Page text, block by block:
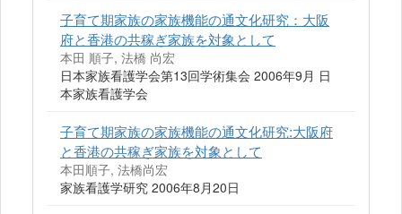
子育て期家族の家族機能の通文化研究：大阪
府と香港の共稼ぎ家族を対象として
本田 順子, 法橋 尚宏
日本家族看護学会第13回学術集会 2006年9月 日
本家族看護学会
子育て期家族の家族機能の通文化研究:大阪府
と香港の共稼ぎ家族を対象として
本田順子, 法橋尚宏
家族看護学研究 2006年8月20日